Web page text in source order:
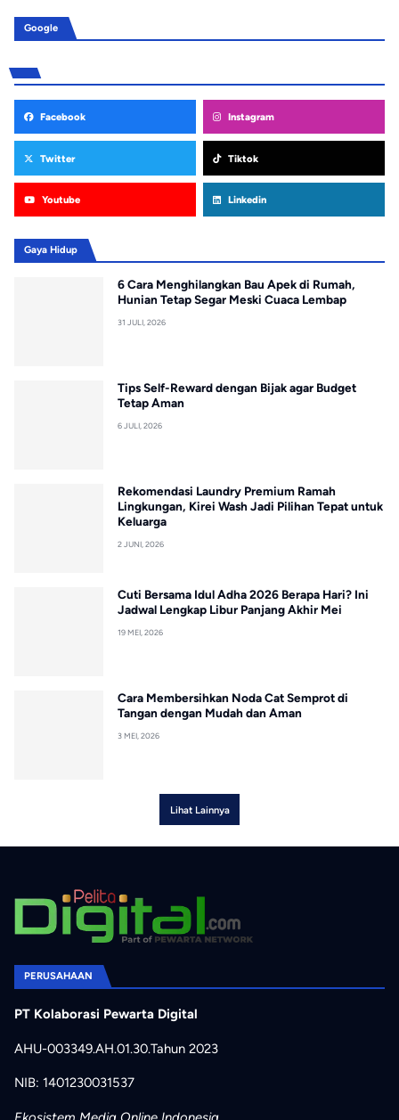
Google
Facebook Instagram
Twitter Tiktok
Youtube Linkedin
Gaya Hidup
6 Cara Menghilangkan Bau Apek di Rumah,
Hunian Tetap Segar Meski Cuaca Lembap
31 JULI, 2026
Tips Self-Reward dengan Bijak agar Budget
Tetap Aman
6 JULI, 2026
Rekomendasi Laundry Premium Ramah
Lingkungan, Kirei Wash Jadi Pilihan Tepat untuk
Keluarga
2 JUNI, 2026
Cuti Bersama Idul Adha 2026 Berapa Hari? Ini
Jadwal Lengkap Libur Panjang Akhir Mei
19 MEI, 2026
Cara Membersihkan Noda Cat Semprot di
Tangan dengan Mudah dan Aman
3 MEI, 2026
Lihat Lainnya
PERUSAHAAN
PT Kolaborasi Pewarta Digital
AHU-003349.AH.01.30.Tahun 2023
NIB: 1401230031537